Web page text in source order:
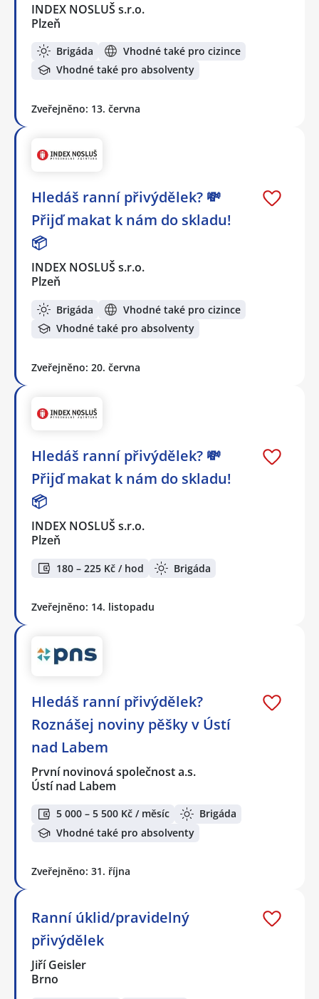
INDEX NOSLUŠ s.r.o.
Plzeň
Brigáda
Vhodné také pro cizince
Vhodné také pro absolventy
Zveřejněno: 13. června
Hledáš ranní přivýdělek? 💸
Přijď makat k nám do skladu!
📦
INDEX NOSLUŠ s.r.o.
Plzeň
Brigáda
Vhodné také pro cizince
Vhodné také pro absolventy
Zveřejněno: 20. června
Hledáš ranní přivýdělek? 💸
Přijď makat k nám do skladu!
📦
INDEX NOSLUŠ s.r.o.
Plzeň
180 – 225 Kč / hod Brigáda
Zveřejněno: 14. listopadu
Hledáš ranní přivýdělek?
Roznášej noviny pěšky v Ústí
nad Labem
První novinová společnost a.s.
Ústí nad Labem
5 000 – 5 500 Kč / měsíc
Brigáda
Vhodné také pro absolventy
Zveřejněno: 31. října
Ranní úklid/pravidelný
přivýdělek
Jiří Geisler
Brno